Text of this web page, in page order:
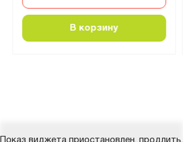
В корзину
Показ виджета приостановлен, продлить.